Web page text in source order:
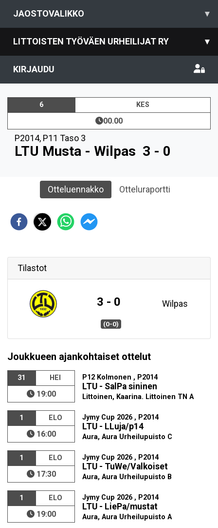
JAOSTOVALIKKO ▾
LITTOISTEN TYÖVÄEN URHEILIJAT RY ▾
KIRJAUDU
6 KES
00.00
P2014, P11 Taso 3
LTU Musta - Wilpas 3 - 0
Otteluennakko Otteluraportti
Tilastot
3 - 0 Wilpas
(0-0)
Joukkueen ajankohtaiset ottelut
31 HEI
19:00
P12 Kolmonen , P2014
LTU - SalPa sininen
Littoinen, Kaarina. Littoinen TN A
1 ELO
16:00
Jymy Cup 2026 , P2014
LTU - LLuja/p14
Aura, Aura Urheilupuisto C
1 ELO
17:30
Jymy Cup 2026 , P2014
LTU - TuWe/Valkoiset
Aura, Aura Urheilupuisto B
1 ELO
19:00
Jymy Cup 2026 , P2014
LTU - LiePa/mustat
Aura, Aura Urheilupuisto A